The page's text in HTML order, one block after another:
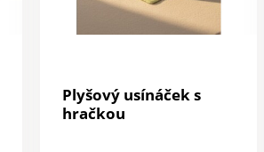
Plyšový usínáček s
hračkou